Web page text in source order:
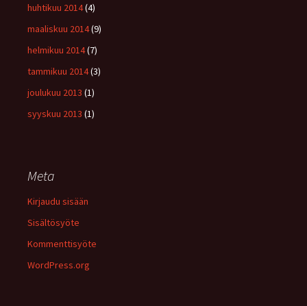
huhtikuu 2014(4)
maaliskuu 2014(9)
helmikuu 2014(7)
tammikuu 2014(3)
joulukuu 2013 (1)
syyskuu 2013 (1)
Meta
Kirjaudu sisään
Sisältösyöte
Kommenttisyöte
WordPress.org